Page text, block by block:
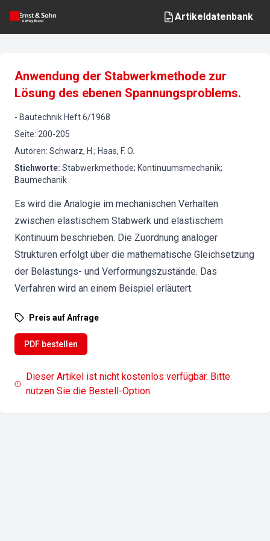
Artikeldatenbank
Anwendung der Stabwerkmethode zur
Lösung des ebenen Spannungsproblems.
- Bautechnik Heft6/1968
Seite: 200-205
Autoren: Schwarz, H.; Haas, F. O.
Stichworte: Stabwerkmethode; Kontinuumsmechanik;
Baumechanik
Es wird die Analogie im mechanischen Verhalten
zwischen elastischem Stabwerk und elastischem
Kontinuum beschrieben. Die Zuordnung analoger
Strukturen erfolgt über die mathematische Gleichsetzung
der Belastungs- und Verformungszustände. Das
Verfahren wird an einem Beispiel erläutert.
Preis auf Anfrage
PDF bestellen
Dieser Artikel ist nicht kostenlos verfügbar. Bitte
nutzen Sie die Bestell-Option.